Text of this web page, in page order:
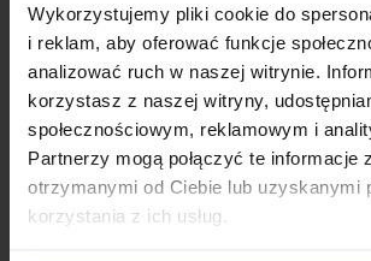
Wykorzystujemy pliki cookie do
i reklam, aby oferować funkcje
analizować ruch w naszej witrynie.
korzystasz z naszej witryny,
społecznościowym, reklamowym i
Partnerzy mogą połączyć te informacje
otrzymanymi od Ciebie lub uzyskanymi
korzystania z ich usług.
03099-60 B
TULEJKA USTALAJACA Z CZUJNIKIEM